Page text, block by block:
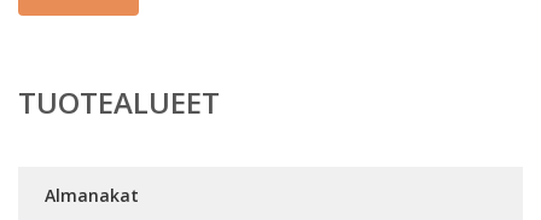
TUOTEALUEET
Almanakat